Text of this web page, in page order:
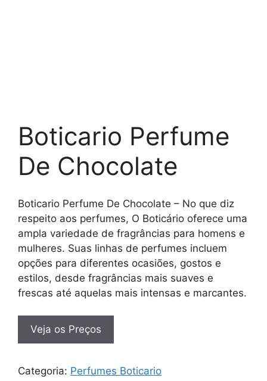
Boticario Perfume
De Chocolate
Boticario Perfume De Chocolate – No que diz
respeito aos perfumes, O Boticário oferece uma
ampla variedade de fragrâncias para homens e
mulheres. Suas linhas de perfumes incluem
opções para diferentes ocasiões, gostos e
estilos, desde fragrâncias mais suaves e
frescas até aquelas mais intensas e marcantes.
Veja os Preços
Categoria: Perfumes Boticario